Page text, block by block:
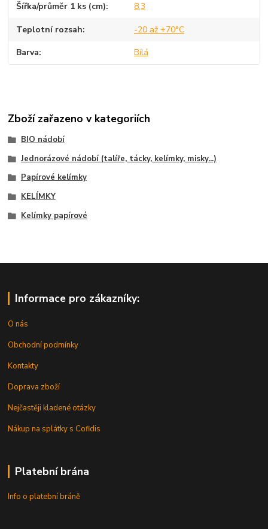
Šířka/průměr 1 ks (cm) 8,3
Teplotní rozsah -20 až +70°C
Barva Bílá
Zboží zařazeno v kategoriích
BIO nádobí
Jednorázové nádobí (talíře, tácky, kelímky, misky...)
Papírové kelímky
KELÍMKY
Kelímky papírové
Informace pro zákazníky:
O nás
Obchodní podmínky
Kontakty
Doprava zboží
Nejčastěji kladené otázky
Nákup na splátky s Cofidis
Platební brána
Info o platební bráně